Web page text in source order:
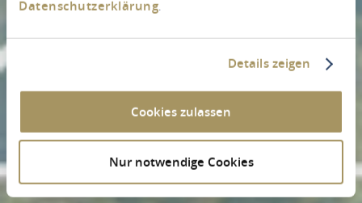
Datenschutzerklärung.
Details zeigen
Cookies zulassen
Nur notwendige Cookies